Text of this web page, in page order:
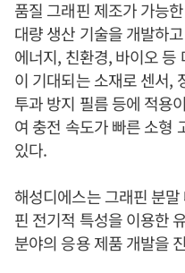
품질 그래핀 제조가 가능
대량 생산 기술을 개발하
에너지, 친환경, 바이오 등
이 기대되는 소재로 센서,
투과 방지 필름 등에 적용
여 충전 속도가 빠른 소형
있다.
해성디에스는 그래핀 분
핀 전기적 특성을 이용한
분야의 응용 제품 개발을